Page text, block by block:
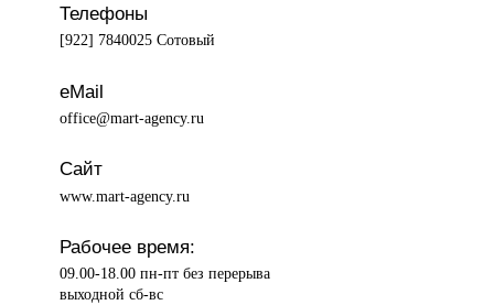
Телефоны
[922] 7840025 Сотовый
eMail
office@mart-agency.ru
Сайт
www.mart-agency.ru
Рабочее время:
09.00-18.00 пн-пт без перерыва
выходной сб-вс